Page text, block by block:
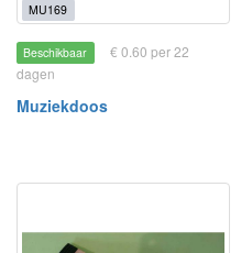
MU169
Beschikbaar
€ 0.60 per 22
dagen
Muziekdoos